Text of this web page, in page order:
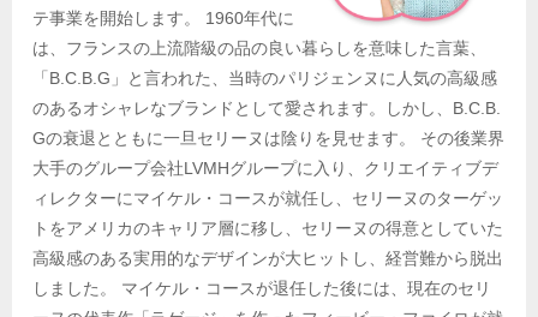
テ事業を開始します。 1960年代に
は、フランスの上流階級の品の良い暮らしを意味した言葉、
「B.C.B.G」と言われた、当時のパリジェンヌに人気の高級感
のあるオシャレなブランドとして愛されます。しかし、B.C.B.
Gの衰退とともに一旦セリーヌは陰りを見せます。 その後業界
大手のグループ会社LVMHグループに入り、クリエイティブデ
ィレクターにマイケル・コースが就任し、セリーヌのターゲッ
トをアメリカのキャリア層に移し、セリーヌの得意としていた
高級感のある実用的なデザインが大ヒットし、経営難から脱出
しました。 マイケル・コースが退任した後には、現在のセリ